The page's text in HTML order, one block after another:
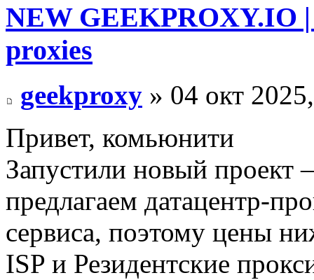
NEW GEEKPROXY.IO
proxies
geekproxy » 04 окт
Привет, комьюнити
Запустили новый
предлагаем датацентр-
сервиса, поэтому цены
ISP и Резидентские